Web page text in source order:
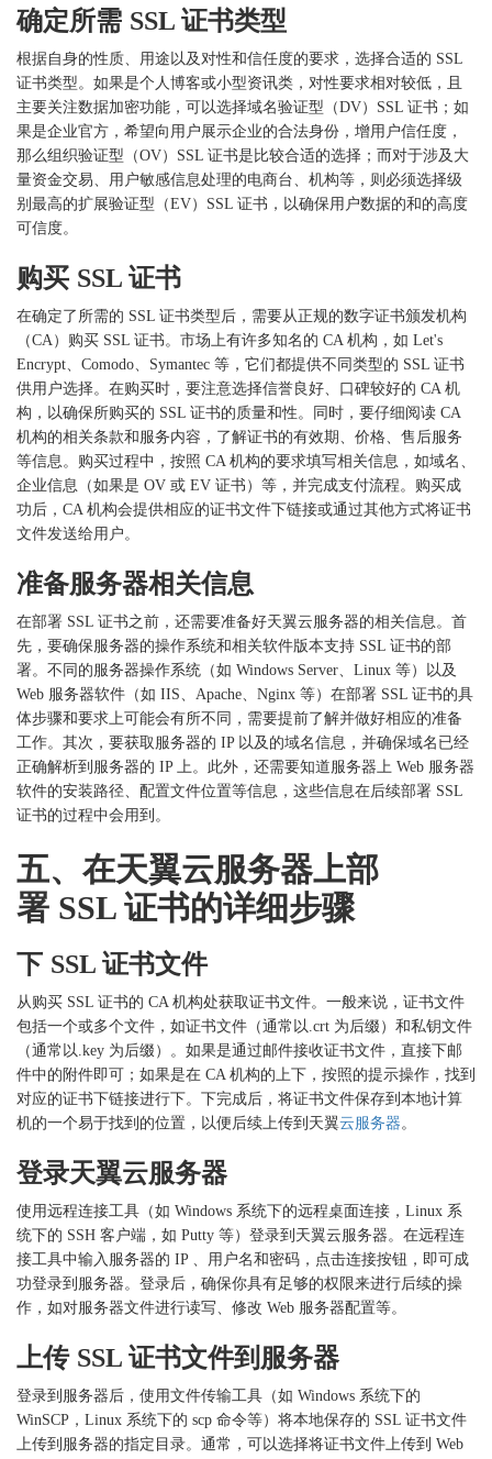
确定所需 SSL 证书类型
根据自身的性质、用途以及对性和信任度的要求，选择合适的 SSL
证书类型。如果是个人博客或小型资讯类，对性要求相对较低，且
主要关注数据加密功能，可以选择域名验证型（DV）SSL 证书；如
果是企业官方，希望向用户展示企业的合法身份，增用户信任度，
那么组织验证型（OV）SSL 证书是比较合适的选择；而对于涉及大
量资金交易、用户敏感信息处理的电商台、机构等，则必须选择级
别最高的扩展验证型（EV）SSL 证书，以确保用户数据的和的高度
可信度。
购买 SSL 证书
在确定了所需的 SSL 证书类型后，需要从正规的数字证书颁发机构
（CA）购买 SSL 证书。市场上有许多知名的 CA 机构，如 Let's
Encrypt、Comodo、Symantec 等，它们都提供不同类型的 SSL 证书
供用户选择。在购买时，要注意选择信誉良好、口碑较好的 CA 机
构，以确保所购买的 SSL 证书的质量和性。同时，要仔细阅读 CA
机构的相关条款和服务内容，了解证书的有效期、价格、售后服务
等信息。购买过程中，按照 CA 机构的要求填写相关信息，如域名、
企业信息（如果是 OV 或 EV 证书）等，并完成支付流程。购买成
功后，CA 机构会提供相应的证书文件下链接或通过其他方式将证书
文件发送给用户。
准备服务器相关信息
在部署 SSL 证书之前，还需要准备好天翼云服务器的相关信息。首
先，要确保服务器的操作系统和相关软件版本支持 SSL 证书的部
署。不同的服务器操作系统（如 Windows Server、Linux 等）以及
Web 服务器软件（如 IIS、Apache、Nginx 等）在部署 SSL 证书的具
体步骤和要求上可能会有所不同，需要提前了解并做好相应的准备
工作。其次，要获取服务器的 IP 以及的域名信息，并确保域名已经
正确解析到服务器的 IP 上。此外，还需要知道服务器上 Web 服务器
软件的安装路径、配置文件位置等信息，这些信息在后续部署 SSL
证书的过程中会用到。
五、在天翼云服务器上部
署 SSL 证书的详细步骤
下 SSL 证书文件
从购买 SSL 证书的 CA 机构处获取证书文件。一般来说，证书文件
包括一个或多个文件，如证书文件（通常以.crt 为后缀）和私钥文件
（通常以.key 为后缀）。如果是通过邮件接收证书文件，直接下邮
件中的附件即可；如果是在 CA 机构的上下，按照的提示操作，找到
对应的证书下链接进行下。下完成后，将证书文件保存到本地计算
机的一个易于找到的位置，以便后续上传到天翼云服务器。
登录天翼云服务器
使用远程连接工具（如 Windows 系统下的远程桌面连接，Linux 系
统下的 SSH 客户端，如 Putty 等）登录到天翼云服务器。在远程连
接工具中输入服务器的 IP 、用户名和密码，点击连接按钮，即可成
功登录到服务器。登录后，确保你具有足够的权限来进行后续的操
作，如对服务器文件进行读写、修改 Web 服务器配置等。
上传 SSL 证书文件到服务器
登录到服务器后，使用文件传输工具（如 Windows 系统下的
WinSCP，Linux 系统下的 scp 命令等）将本地保存的 SSL 证书文件
上传到服务器的指定目录。通常，可以选择将证书文件上传到 Web